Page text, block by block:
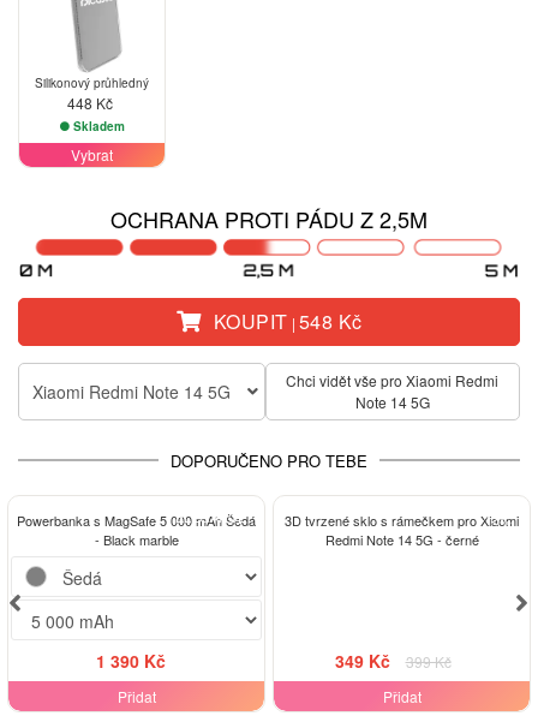
Silikonový průhledný
448 Kč
Skladem
Vybrat
OCHRANA PROTI PÁDU Z 2,5M
KOUPIT | 548 Kč
Xiaomi Redmi Note 14 5G
Chci vidět vše pro Xiaomi Redmi
Note 14 5G
DOPORUČENO PRO TEBE
ELEGANCE
Powerbanka s MagSafe 5 000 mAh Šedá
- Black marble
1 390 Kč
Přidat
-13%
3D tvrzené sklo s rámečkem pro Xiaomi
Redmi Note 14 5G - černé
349 Kč
399 Kč
Přidat